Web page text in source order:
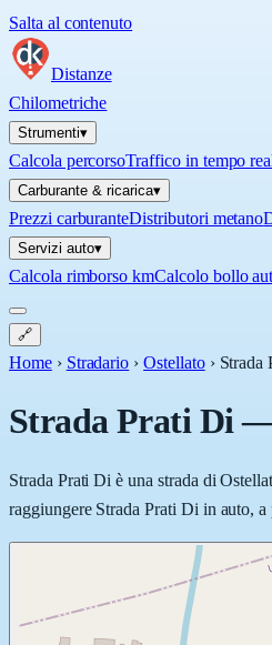
Salta al contenuto
Distanze
Chilometriche
Strumenti▾
Calcola percorsoTraffico in tempo
Carburante & ricarica▾
Prezzi carburanteDistributori metano
Servizi auto▾
Calcola rimborso kmCalcolo bollo
🔗
Home › Stradario › Ostellato › Strada
Strada Prati Di
Strada Prati Di è una strada di
raggiungere Strada Prati Di in auto,